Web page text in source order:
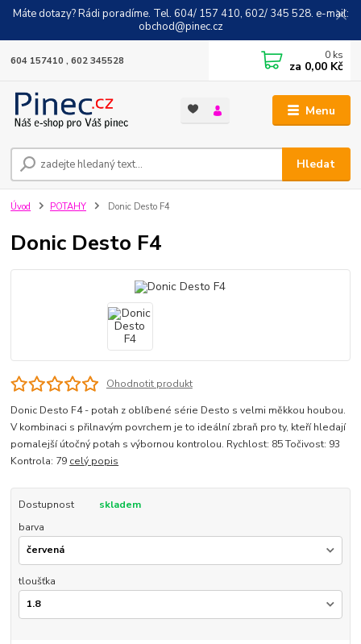
Máte dotazy? Rádi poradíme. Tel. 604/ 157 410, 602/ 345 528. e-mail:
obchod@pinec.cz
Menu
Hledat
604 157410 , 602 345528 0 ks
za 0,00 Kč
Úvod POTAHY Donic Desto F4
Donic Desto F4
Ohodnotit produkt
Donic Desto F4 - potah z oblíbené série Desto s velmi měkkou houbou.
V kombinaci s přilnavým povrchem je to ideální zbraň pro ty, kteří hledají
pomalejší útočný potah s výbornou kontrolou. Rychlost: 85 Točivost: 93
Kontrola: 79 celý popis
Dostupnost
skladem
barva
tloušťka